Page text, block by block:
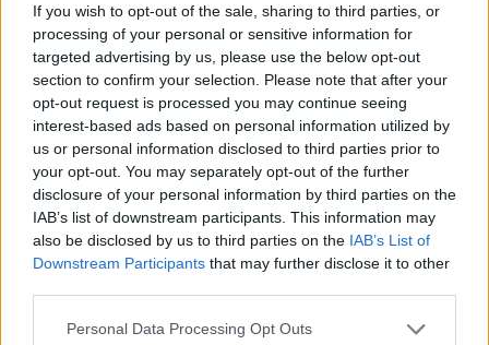
If you wish to opt-out of the sale, sharing to third parties, or
processing of your personal or sensitive information for
targeted advertising by us, please use the below opt-out
section to confirm your selection. Please note that after your
opt-out request is processed you may continue seeing
interest-based ads based on personal information utilized by
us or personal information disclosed to third parties prior to
your opt-out. You may separately opt-out of the further
disclosure of your personal information by third parties on the
IAB’s list of downstream participants. This information may
also be disclosed by us to third parties on the IAB’s List of
Downstream Participants that may further disclose it to other
Please note that this website/app uses one or more Google
Personal Data Processing Opt Outs
segno duraturo nelle relazioni transatlantiche.